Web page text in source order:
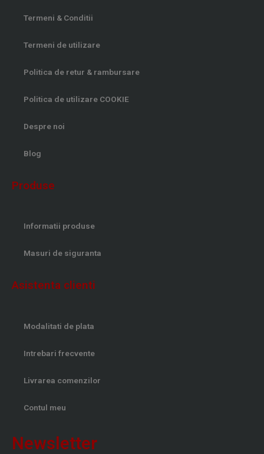
Termeni & Conditii
Termeni de utilizare
Politica de retur & rambursare
Politica de utilizare COOKIE
Despre noi
Blog
Produse
Informatii produse
Masuri de siguranta
Asistenta clienti
Modalitati de plata
Intrebari frecvente
Livrarea comenzilor
Contul meu
Newsletter